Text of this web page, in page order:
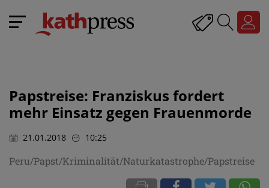
Papstreise: Franziskus fordert
mehr Einsatz gegen Frauenmorde
21.01.2018 10:25
Peru/Papst/Kriminalität/Naturkatastrophe/Papstreise